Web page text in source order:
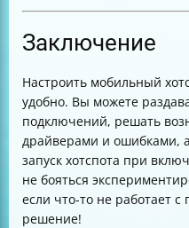
Заключение
Настроить мобильный
удобно. Вы можете
подключений, решать
драйверами и ошибками,
запуск хотспота при
не бояться
если что-то не работает с
решение!